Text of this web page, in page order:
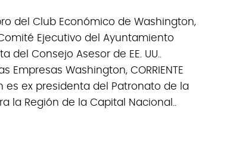
del Club Económico de Washington,
Comité Ejecutivo del Ayuntamiento
del Consejo Asesor de EE. UU..
Empresas Washington, CORRIENTE
es ex presidenta del Patronato de la
la Región de la Capital Nacional..